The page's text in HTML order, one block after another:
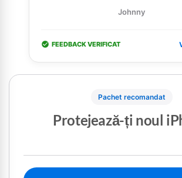
Johnny
FEEDBACK VERIFICAT
Pachet recomandat
Protejează-ți noul